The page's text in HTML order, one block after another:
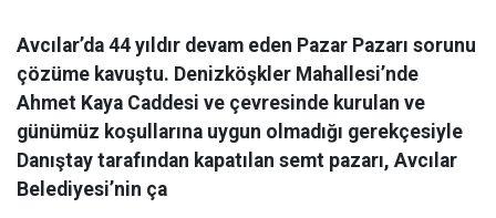
Avcılar’da 44 yıldır devam eden Pazar Pazarı sorunu
çözüme kavuştu. Denizköşkler Mahallesi’nde
Ahmet Kaya Caddesi ve çevresinde kurulan ve
günümüz koşullarına uygun olmadığı gerekçesiyle
Danıştay tarafından kapatılan semt pazarı, Avcılar
Belediyesi’nin ça